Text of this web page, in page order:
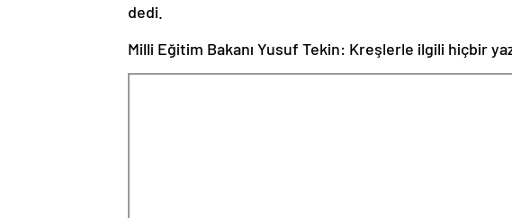
dedi.
Milli Eğitim Bakanı Yusuf Tekin: Kreşlerle ilgili hiçbir